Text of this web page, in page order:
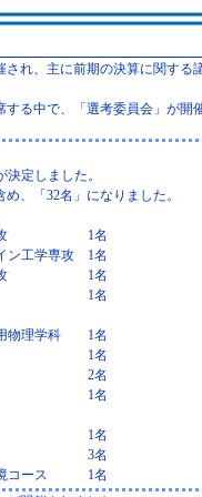
れ、主に前期の決算に関する
る中で、「選考委員会」が開催
定しました。
、「32名」になりました。
1名
ン工学専攻 1名
1名
1名
物理学科
1名
1名
2名
1名
1名
3名
コース
1名